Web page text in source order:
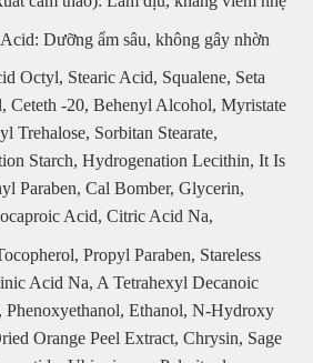
Dưỡng ẩm sâu, không gây nhờn
Octyl, Stearic Acid, Squalene, Seta
Ceteth -20, Behenyl Alcohol, Myristate
Trehalose, Sorbitan Stearate,
Starch, Hydrogenation Lecithin, It Is
Paraben, Cal Bomber, Glycerin,
Acid, Citric Acid Na,
Propyl Paraben, Stareless
Acid Na, A Tetrahexyl Decanoic
Ethanol, N-Hydroxy
Orange Peel Extract, Chrysin, Sage